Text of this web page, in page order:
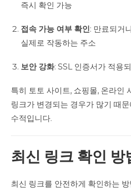
즉시 확인 가능
접속 가능 여부 확인: 만료되거
실제로 작동하는 주소
보안 강화: SSL 인증서가 적용
특히 토토 사이트, 쇼핑몰, 온라인
링크가 변경되는 경우가 많기 때
수적입니다.
최신 링크 확인 방
최신 링크를 안전하게 확인하는